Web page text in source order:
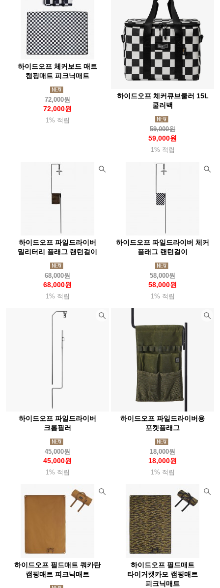
하이드오프 체커보드 매트
캠핑매트 피크닉매트
72,000원
72,000원
1% 적립
하이드오프 체커큐브쿨러 15L
쿨러백
59,000원
59,000원
1% 적립
하이드오프 파일드라이버
밀리터리 플래그 랜턴걸이
68,000원
68,000원
1% 적립
하이드오프 파일드라이버 체커
플래그 랜턴걸이
58,000원
58,000원
1% 적립
하이드오프 파일드라이버
크롬필러
45,000원
45,000원
1% 적립
하이드오프 파일드라이버용
포켓플래그
18,000원
18,000원
1% 적립
하이드오프 필드매트 쿼카탄
캠핑매트 피크닉매트
하이드오프 필드매트
타이거캣카모 캠핑매트
피크닉매트